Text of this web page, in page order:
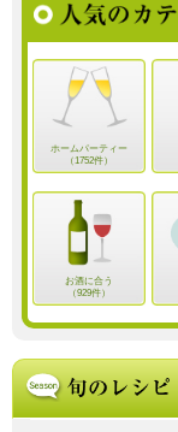
ホームパーティー
（1752件）
お酒に合う
（929件）